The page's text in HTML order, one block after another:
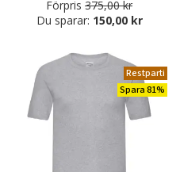
Förpris 375,00 kr
Du sparar: 150,00 kr
Restparti
Spara 81%